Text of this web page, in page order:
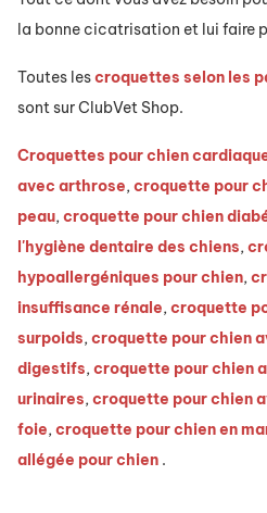
la bonne cicatrisation et lui faire
Toutes lescroquettes selon les
sont sur ClubVet Shop.
Croquettes pour chien
avec arthrose, croquette pour
peau, croquette pour chien
l'hygiène dentaire des chiens,
hypoallergéniques pour chien,
insuffisance rénale, croquette
surpoids, croquette pour chien
digestifs, croquette pour chien
urinaires, croquette pour chien
foie, croquette pour chien en
allégée pour chien .